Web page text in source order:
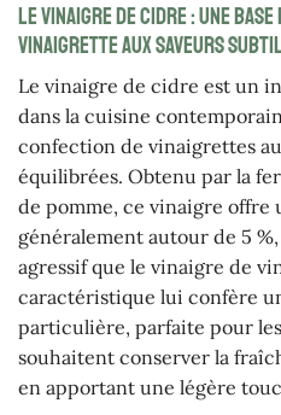
Le vinaigre de cidre : une
vinaigrette aux saveurs
Le vinaigre de cidre est un
dans la cuisine
confection de vinaigrettes
équilibrées. Obtenu par la
de pomme, ce vinaigre offre
généralement autour de 5
agressif que le vinaigre de
caractéristique lui confère
particulière, parfaite pour
souhaitent conserver la
en apportant une légère